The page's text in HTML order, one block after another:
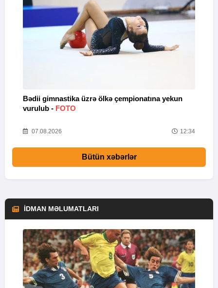
Bədii gimnastika üzrə ölkə çempionatına yekun
vurulub - FOTO
07.08.2026 12:34
Bütün xəbərlər
İDMAN MƏLUMATLARI